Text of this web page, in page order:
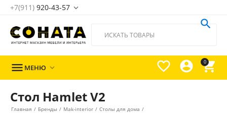
+7(911) 920-43-57 
0




 МЕНЮ 
Стол Hamlet V2
Главная / Бренды / Mak-interior / Столы для дома /